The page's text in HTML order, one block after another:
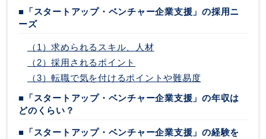
■「スタートアップ・ベンチャー企業支援」の採用ニ
ーズ
（1）求められるスキル、人材
（2）採用されるポイント
（3）転職で気を付けるポイントや難易度
■「スタートアップ・ベンチャー企業支援」の年収は
どのくらい？
■「スタートアップ・ベンチャー企業支援」の経験を